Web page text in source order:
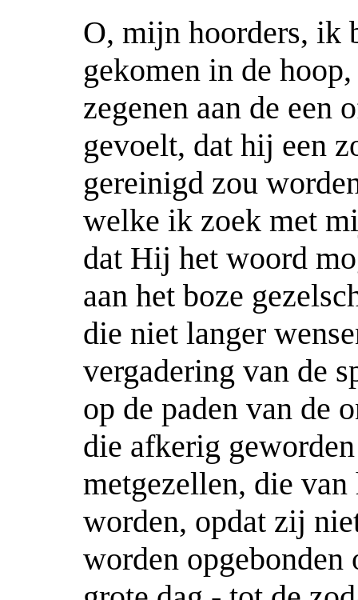
O, mijn hoorders, ik
gekomen in de
zegenen aan de een
gevoelt, dat hij een
gereinigd zou
welke ik zoek met
dat Hij het woord
aan het boze
die niet langer
vergadering van de
op de paden van de
die afkerig
metgezellen, die van
worden, opdat zij
worden opgebonden